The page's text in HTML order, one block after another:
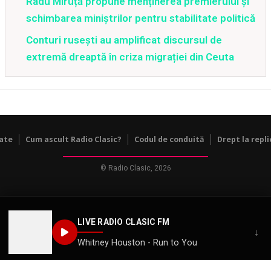
LIVE RADIO CLASIC FM
Whitney Houston - Run to You
↓
schimbarea miniștrilor pentru stabilitate politică
Conturi rusești au amplificat discursul de
extremă dreaptă în criza migrației din Ceuta
Cum ascult Radio Clasic? Codul de conduită Drept la
© Radio Clasic, 2026